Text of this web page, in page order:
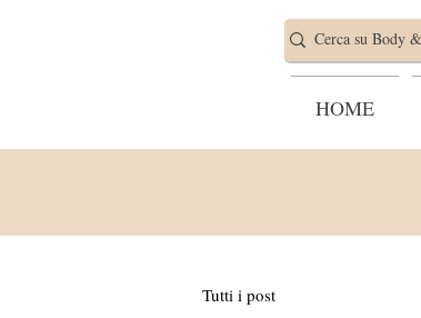
HOME
Tutti i post